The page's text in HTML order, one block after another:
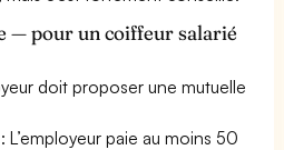
— pour un coiffeur salarié
doit proposer une mutuelle
: L’employeur paie au moins 50